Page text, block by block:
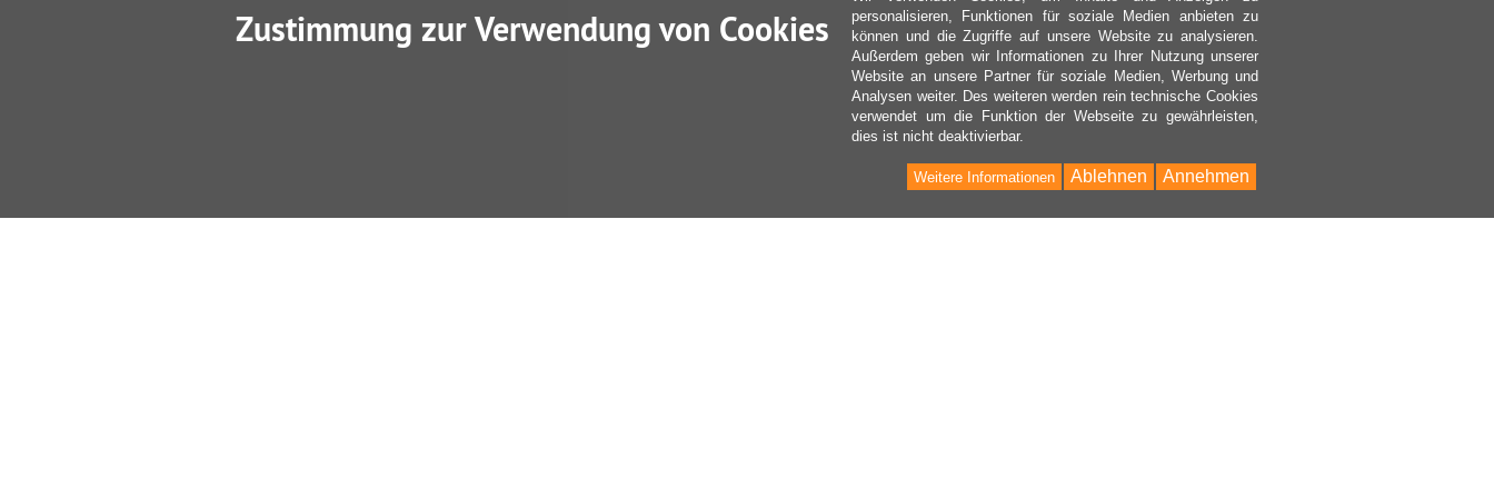
Zustimmung zur Verwendung von Cookies
personalisieren, Funktionen für soziale Medien anbieten zu
können und die Zugriffe auf unsere Website zu analysieren.
Außerdem geben wir Informationen zu Ihrer Nutzung unserer
Website an unsere Partner für soziale Medien, Werbung und
Analysen weiter. Des weiteren werden rein technische Cookies
verwendet um die Funktion der Webseite zu gewährleisten,
dies ist nicht deaktivierbar.
Annehmen
Ablehnen
Weitere Informationen